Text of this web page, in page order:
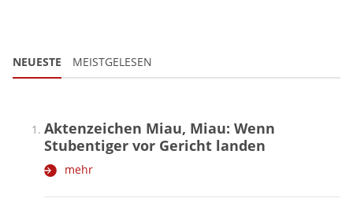
NEUESTE MEISTGELESEN
Aktenzeichen Miau, Miau: Wenn
Stubentiger vor Gericht landen
mehr